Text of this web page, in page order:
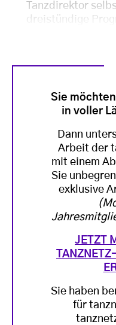
Tanzdirektor
dreistündige
Sie
in voller
Dann
Arbeit der
mit einem
Sie
exklusive
JETZT
Sie haben
für